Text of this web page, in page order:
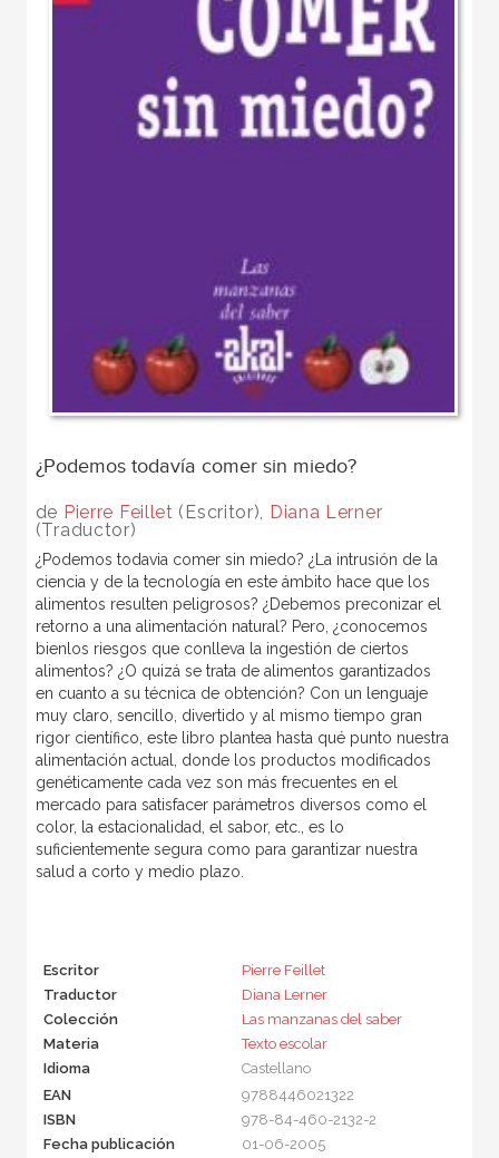
¿Podemos todavía comer sin miedo?
de Pierre Feillet (Escritor), Diana Lerner
(Traductor)
¿Podemos todavia comer sin miedo? ¿La intrusión de la
ciencia y de la tecnología en este ámbito hace que los
alimentos resulten peligrosos? ¿Debemos preconizar el
retorno a una alimentación natural? Pero, ¿conocemos
bienlos riesgos que conlleva la ingestión de ciertos
alimentos? ¿O quizá se trata de alimentos garantizados
en cuanto a su técnica de obtención? Con un lenguaje
muy claro, sencillo, divertido y al mismo tiempo gran
rigor científico, este libro plantea hasta qué punto nuestra
alimentación actual, donde los productos modificados
genéticamente cada vez son más frecuentes en el
mercado para satisfacer parámetros diversos como el
color, la estacionalidad, el sabor, etc., es lo
suficientemente segura como para garantizar nuestra
salud a corto y medio plazo.
Escritor
Pierre Feillet
Traductor
Diana Lerner
Colección
Las manzanas del saber
Materia
Texto escolar
Idioma
Castellano
EAN
9788446021322
ISBN
978-84-460-2132-2
Fecha publicación
01-06-2005